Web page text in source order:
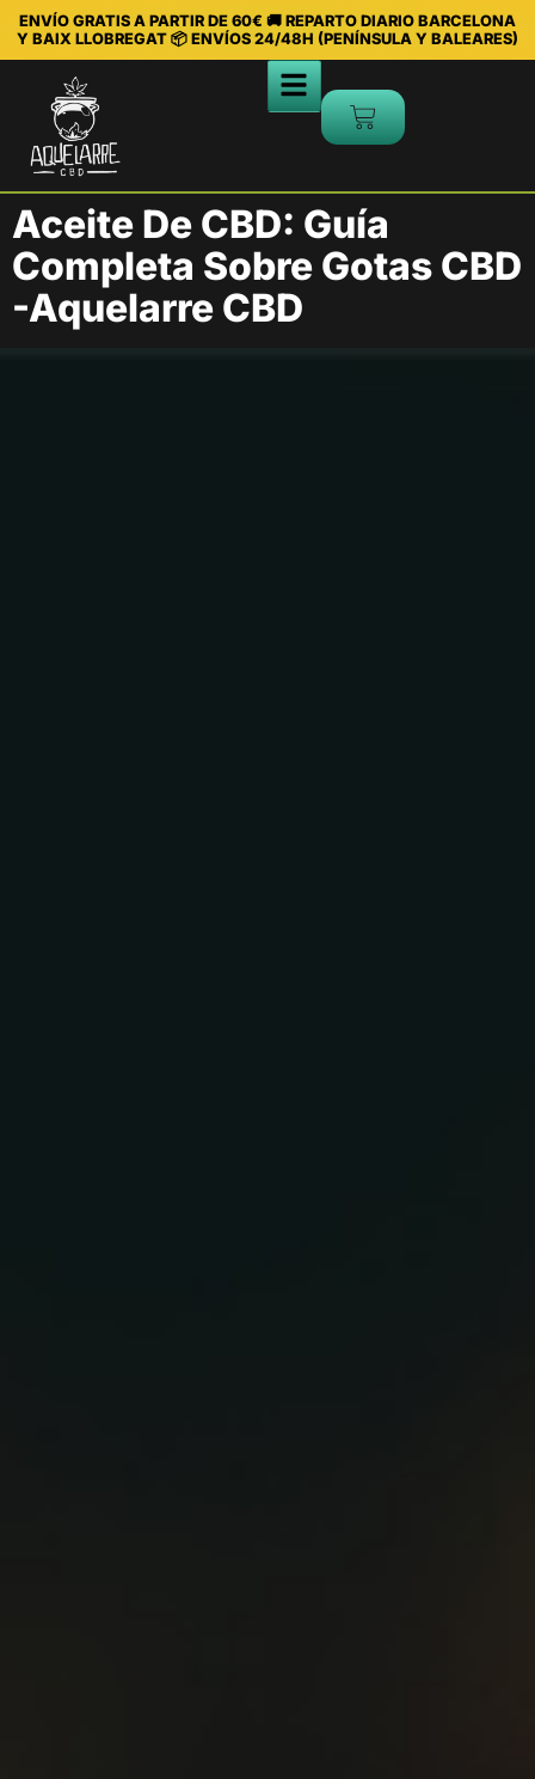
ENVÍO GRATIS A PARTIR DE 60€ 🚚 REPARTO DIARIO BARCELONA
Y BAIX LLOBREGAT 📦 ENVÍOS 24/48H (PENÍNSULA Y BALEARES)
Aceite De CBD: Guía
Completa Sobre Gotas CBD
-Aquelarre CBD